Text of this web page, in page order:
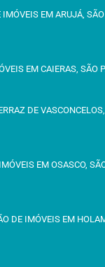
IMÓVEIS EM ARUJÁ, SÃO
EM CAIERAS, SÃO
DE
EM OSASCO,
DE IMÓVEIS EM